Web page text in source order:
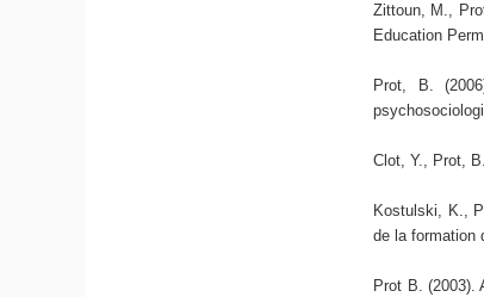
Zittoun, M.,
Education
Prot, B.
Clot, Y., Prot,
Kostulski, K.,
de la formation
Prot B. (2003).